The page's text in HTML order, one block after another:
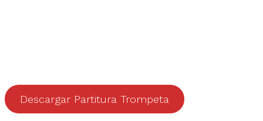
Descargar Partitura Trompeta